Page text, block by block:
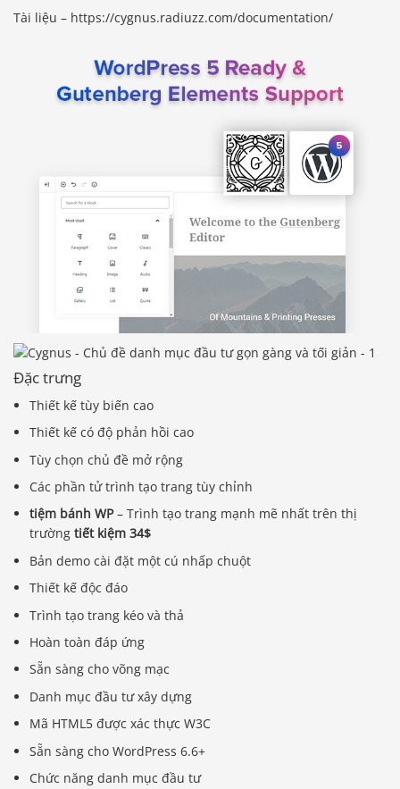
Tài liệu – https://cygnus.radiuzz.com/documentation/
Đặc trưng
Thiết kế tùy biến cao
Thiết kế có độ phản hồi cao
Tùy chọn chủ đề mở rộng
Các phần tử trình tạo trang tùy chỉnh
tiệm bánh WP– Trình tạo trang mạnh mẽ nhất trên thị
trườngtiết kiệm 34$
Bản demo cài đặt một cú nhấp chuột
Thiết kế độc đáo
Trình tạo trang kéo và thả
Hoàn toàn đáp ứng
Sẵn sàng cho võng mạc
Danh mục đầu tư xây dựng
Mã HTML5 được xác thực W3C
Sẵn sàng cho WordPress 6.6+
Chức năng danh mục đầu tư